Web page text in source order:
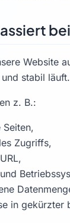
Website
stabil läuft.
z. B.:
Seiten,
Zugriffs,
in gekürzter